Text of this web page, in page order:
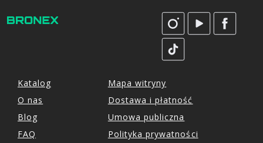
Katalog
O nas
Blog
FAQ
Mapa witryny
Dostawa i płatność
Umowa publiczna
Polityka prywatności